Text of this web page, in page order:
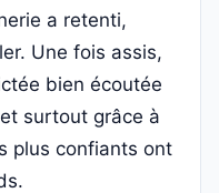
a retenti,
Une fois assis,
bien écoutée
surtout grâce à
plus confiants ont